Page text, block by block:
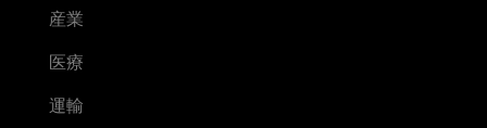
産業
医療
運輸